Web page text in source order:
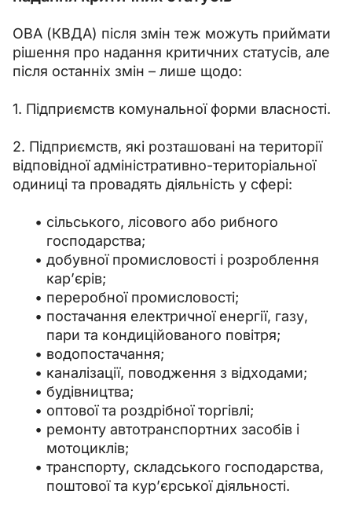
ОВА (КВДА) після змін теж можуть приймати
рішення про надання критичних статусів, але
після останніх змін – лише щодо:
1. Підприємств комунальної форми власності.
2. Підприємств, які розташовані на території
відповідної адміністративно-територіальної
одиниці та провадять діяльність у сфері:
сільського, лісового або рибного
господарства;
добувної промисловості і розроблення
кар’єрів;
переробної промисловості;
постачання електричної енергії, газу,
пари та кондиційованого повітря;
водопостачання;
каналізації, поводження з відходами;
будівництва;
оптової та роздрібної торгівлі;
ремонту автотранспортних засобів і
мотоциклів;
транспорту, складського господарства,
поштової та кур’єрської діяльності.